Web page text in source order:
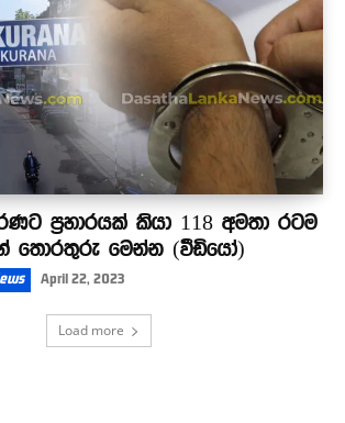
ප්‍රහාරයක් කියා 118 අමතා රටම
තොරතුරු මෙන්න (වීඩියෝ)
April 22, 2023
Load more